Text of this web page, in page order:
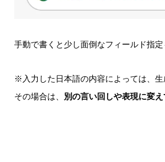
手動で書くと少し面倒なフィールド指
※入力した日本語の内容によっては、生
その場合は、 別の言い回しや表現に変